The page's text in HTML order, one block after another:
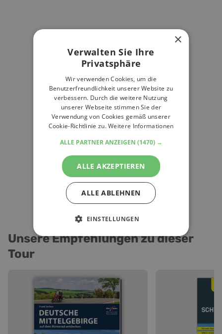
Unsere Empfehlungen zu dieser
Tour
×
Verwalten Sie Ihre
Privatsphäre
Wir verwenden Cookies, um die
Benutzerfreundlichkeit unserer Website zu
verbessern. Durch die weitere Nutzung
unserer Webseite stimmen Sie der
Verwendung von Cookies gemäß unserer
Cookie-Richtlinie zu.Weitere Informationen
ALLE PARTNER ANZEIGEN (1470) →
ALLE AKZEPTIEREN
ALLE ABLEHNEN
EINSTELLUNGEN